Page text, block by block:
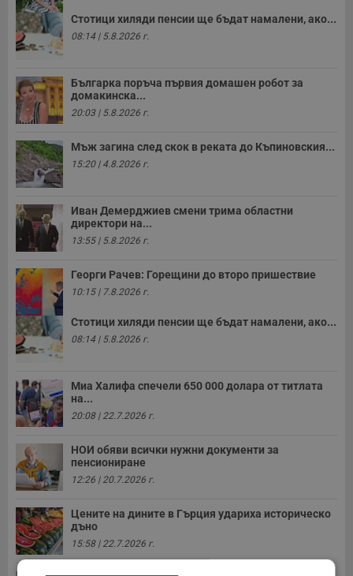
Стотици хиляди пенсии ще бъдат намалени, ако...
08:14 | 5.8.2026 г.
Българка поръча първия домашен робот за
домакинска...
20:03 | 5.8.2026 г.
Мъж загина след скок в реката до Къпиновския...
15:20 | 4.8.2026 г.
Иван Демерджиев смени трима областни
директори на...
13:55 | 5.8.2026 г.
Георги Рачев: Горещини до второ пришествие
10:15 | 7.8.2026 г.
Стотици хиляди пенсии ще бъдат намалени, ако...
08:14 | 5.8.2026 г.
Миа Халифа спечели 650 000 долара от титлата
на...
20:08 | 22.7.2026 г.
НОИ обяви всички нужни документи за
пенсиониране
12:26 | 20.7.2026 г.
Цените на дините в Гърция удариха историческо
дъно
15:58 | 22.7.2026 г.